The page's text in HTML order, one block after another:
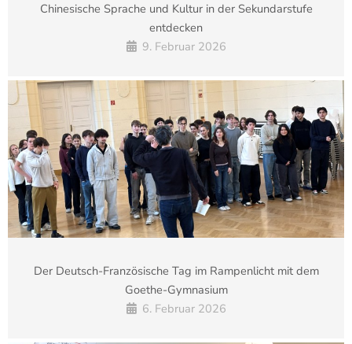
Chinesische Sprache und Kultur in der Sekundarstufe
entdecken
9. Februar 2026
Der Deutsch-Französische Tag im Rampenlicht mit dem
Goethe-Gymnasium
6. Februar 2026